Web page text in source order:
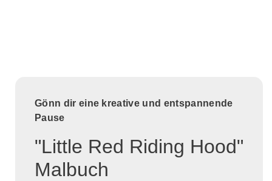
Gönn dir eine kreative und entspannende
Pause
"Little Red Riding Hood"
Malbuch